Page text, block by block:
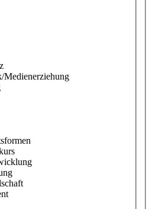
Medienerziehung